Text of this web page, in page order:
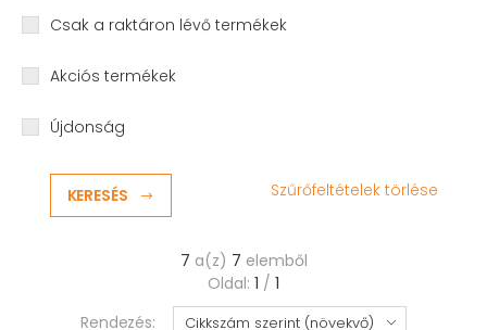
Csak a raktáron lévő termékek
Akciós termékek
Újdonság
KERESÉS Szűrőfeltételek törlése
7 a(z) 7 elemből
Oldal: 1 / 1
Rendezés: